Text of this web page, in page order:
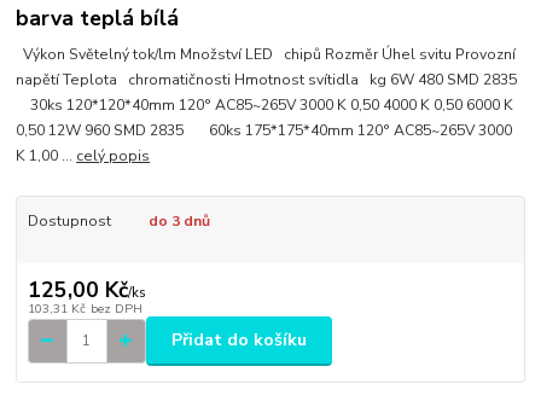
barva teplá bílá
Výkon Světelný tok/lm Množství LED chipů Rozměr Úhel svitu Provozní
napětí Teplota chromatičnosti Hmotnost svítidla kg 6W 480 SMD 2835
30ks 120*120*40mm 120° AC85~265V 3000 K 0,50 4000 K 0,50 6000 K
0,50 12W 960 SMD 2835 60ks 175*175*40mm 120° AC85~265V 3000
K 1,00 ... celý popis
Dostupnost do 3 dnů
125,00 Kč/ks
103,31 Kč bez DPH
Přidat do košíku